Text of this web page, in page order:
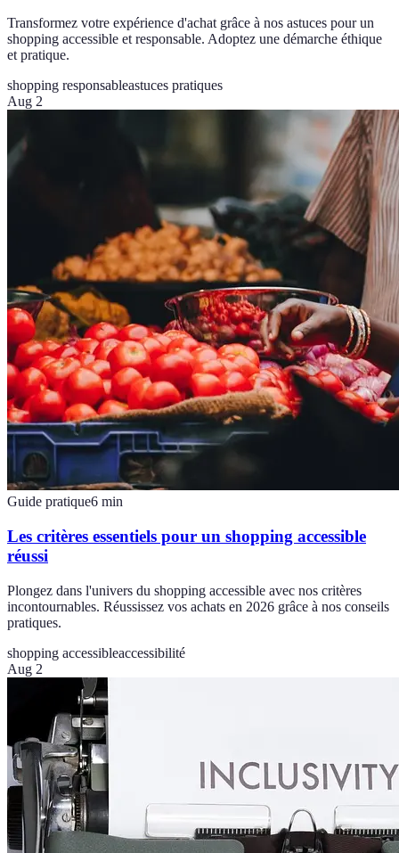
Transformez votre expérience d'achat grâce à nos astuces pour un
shopping accessible et responsable. Adoptez une démarche éthique
et pratique.
shopping responsableastuces pratiques
Aug 2
Guide pratique6 min
Les critères essentiels pour un shopping accessible
réussi
Plongez dans l'univers du shopping accessible avec nos critères
incontournables. Réussissez vos achats en 2026 grâce à nos conseils
pratiques.
shopping accessibleaccessibilité
Aug 2